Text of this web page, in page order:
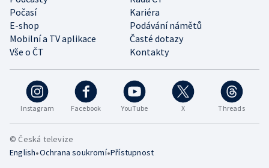
Instagram Facebook YouTube X Threads
Počasí
Kariéra
E-shop
Podávání námětů
Mobilní a TV aplikace
Časté dotazy
Vše o ČT
Kontakty
© Česká televize
English•Ochrana soukromí•Přístupnost